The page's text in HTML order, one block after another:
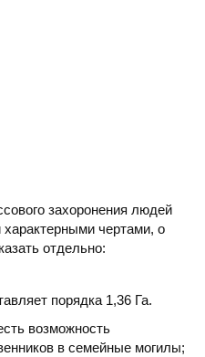
захоронения людей
чертами, о
отдельно:
порядка 1,36 Га.
возможность
в семейные могилы;